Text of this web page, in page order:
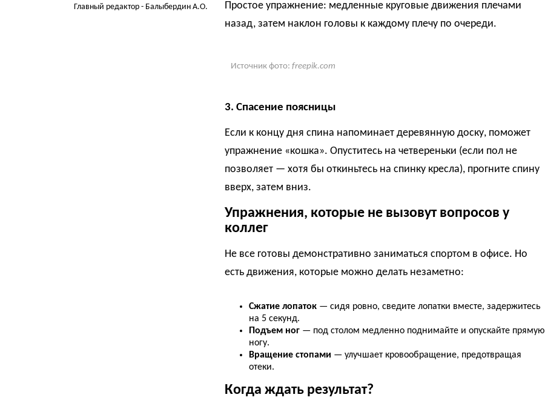
Главный редактор - Балыбердин А.О.
Простое упражнение: медленные круговые движения плечами
назад, затем наклон головы к каждому плечу по очереди.
Источник фото: freepik.com
3. Спасение поясницы
Если к концу дня спина напоминает деревянную доску, поможет
упражнение «кошка». Опуститесь на четвереньки (если пол не
позволяет — хотя бы откиньтесь на спинку кресла), прогните спину
вверх, затем вниз.
Упражнения, которые не вызовут вопросов у
коллег
Не все готовы демонстративно заниматься спортом в офисе. Но
есть движения, которые можно делать незаметно:
Сжатие лопаток— сидя ровно, сведите лопатки вместе, задержитесь
на 5 секунд.
Подъем ног— под столом медленно поднимайте и опускайте прямую
ногу.
Вращение стопами — улучшает кровообращение, предотвращая
отеки.
Когда ждать результат?